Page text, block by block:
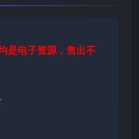
是电子资源，售出不